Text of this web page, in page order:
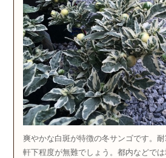
爽やかな白斑が特徴の冬サンゴです。
軒下程度が無難でしょう。都内などで